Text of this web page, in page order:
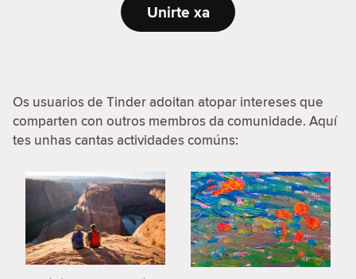
Unirte xa
Os usuarios de Tinder adoitan atopar intereses que
comparten con outros membros da comunidade. Aquí
tes unhas cantas actividades comúns: